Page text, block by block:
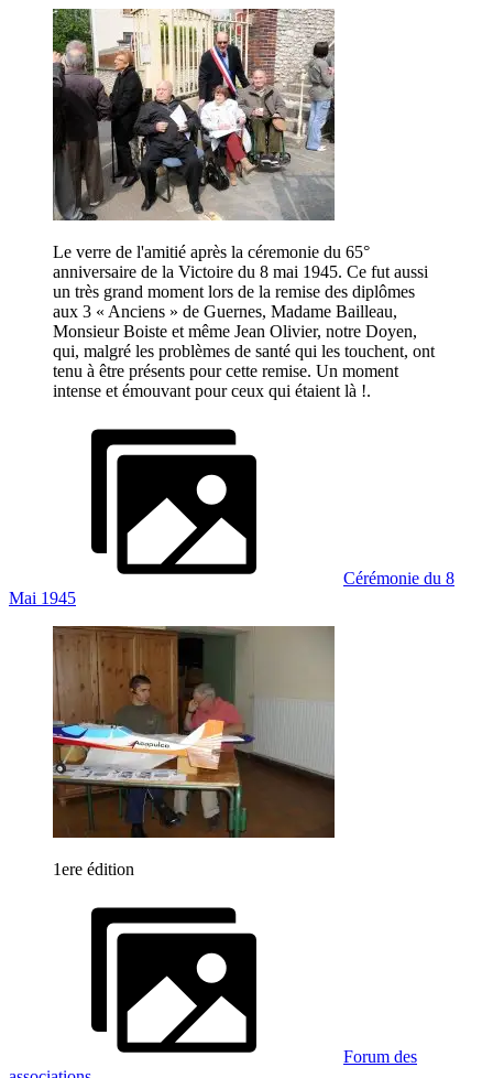
Le verre de l'amitié après la céremonie du 65°
anniversaire de la Victoire du 8 mai 1945. Ce fut aussi
un très grand moment lors de la remise des diplômes
aux 3 « Anciens » de Guernes, Madame Bailleau,
Monsieur Boiste et même Jean Olivier, notre Doyen,
qui, malgré les problèmes de santé qui les touchent, ont
tenu à être présents pour cette remise. Un moment
intense et émouvant pour ceux qui étaient là !.
Cérémonie du 8
Mai 1945
1ere édition
Forum des